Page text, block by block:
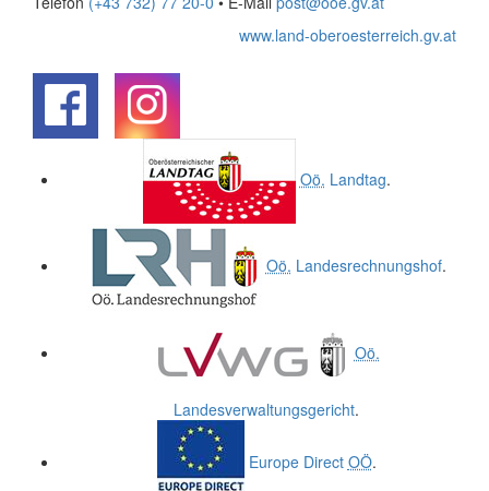
www.land-oberoesterreich.gv.at
Oö. Landtag.
Oö. Landesrechnungshof.
Oö.
Landesverwaltungsgericht.
Europe Direct OÖ.